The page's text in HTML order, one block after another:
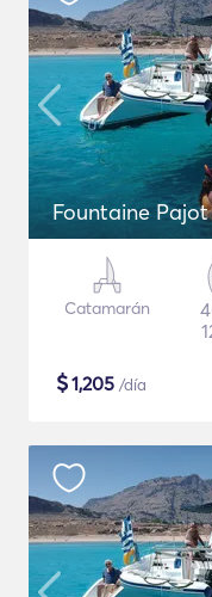
Fountaine
Catamarán
$1,205 /día